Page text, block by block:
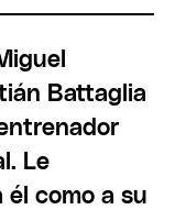
Battaglia
Le
como a su